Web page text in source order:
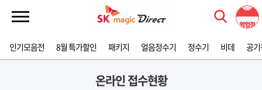
인기모음전 8월 특가할인 패키지 얼음정수기 정수기 비데 공
온라인 접수현황